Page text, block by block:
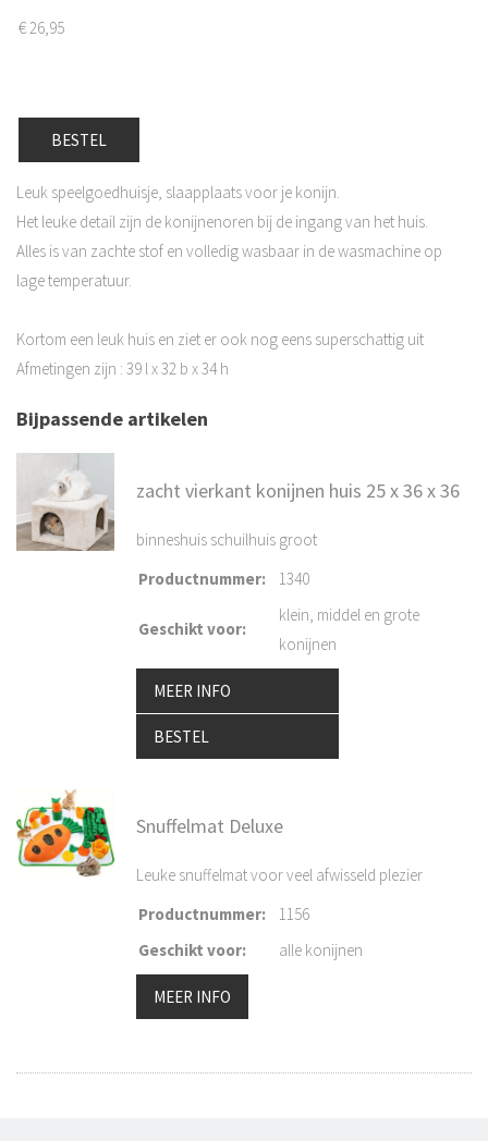
€26,95
BESTEL
Leuk speelgoedhuisje, slaapplaats voor je konijn.
Het leuke detail zijn de konijnenoren bij de ingang van het huis.
Alles is van zachte stof en volledig wasbaar in de wasmachine op
lage temperatuur.
Kortom een leuk huis en ziet er ook nog eens superschattig uit
Afmetingen zijn : 39 l x 32 b x 34 h
Bijpassende artikelen
zacht vierkant konijnen huis 25 x 36 x 36
binneshuis schuilhuis groot
Productnummer: 1340
Geschikt voor:
klein, middel en grote
konijnen
MEER INFO
BESTEL
Snuffelmat Deluxe
Leuke snuffelmat voor veel afwisseld plezier
Productnummer:
1156
Geschikt voor: alle konijnen
MEER INFO